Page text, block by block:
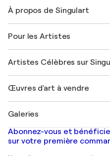
Expédition
Offrir une carte cadeau
Rejoignez notre
Mon compte
+33 1 76 44 06 42
À propos de Singulart
FAQ
Magazine Singulart
Emplois
Découvrez une sélection
Pour les Artistes
Se connecter en tant
Artistes Célèbres sur
Marc Chagall
Banksy
Mr. Brainwash
Shepard Fairey
Œuvres d'art à vendre
Tableaux abstraits à vendre
Peintures de paysage
Estampes
Galeries
Galeries d'art en France
Galeries d'art en Belgique
Abonnez-vous et
sur votre première